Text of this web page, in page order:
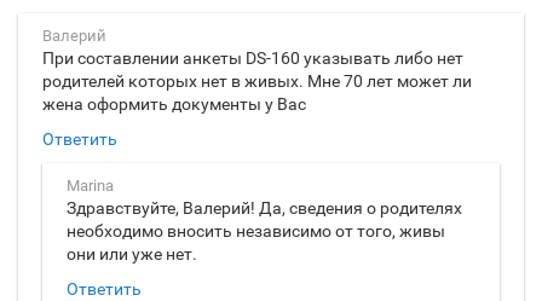
Валерий
При составлении анкеты DS-160 указывать либо нет
родителей которых нет в живых. Мне 70 лет может ли
жена оформить документы у Вас
Ответить
Marina
Здравствуйте, Валерий! Да, сведения о родителях
необходимо вносить независимо от того, живы
они или уже нет.
Ответить